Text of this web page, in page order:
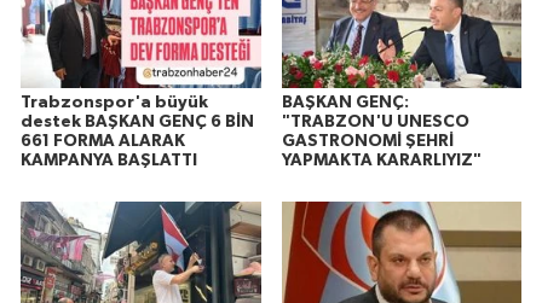
Trabzonspor'a büyük
destek BAŞKAN GENÇ 6 BİN
661 FORMA ALARAK
KAMPANYA BAŞLATTI
BAŞKAN GENÇ:
"TRABZON'U UNESCO
GASTRONOMİ ŞEHRİ
YAPMAKTA KARARLIYIZ"